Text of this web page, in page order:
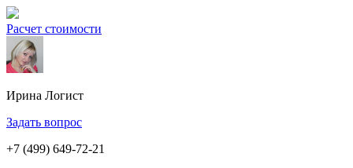
Расчет стоимости
Ирина Логист
Задать вопрос
+7 (499) 649-72-21